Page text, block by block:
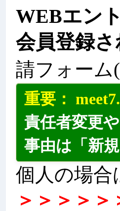
WEBエン
会員登録
請フォーム
重要：
責任者変更
事由は「新
個人の場合
＞＞＞＞